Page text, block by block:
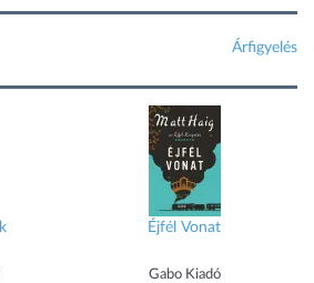
Árfigyelés
Éjfél Vonat
Gabo Kiadó